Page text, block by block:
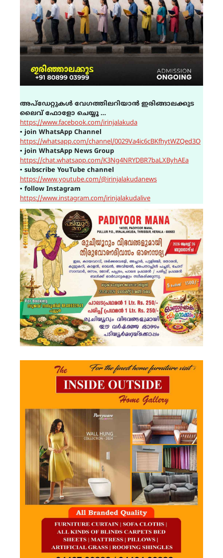
അപ്ഡേറ്റുകൾ വേഗത്തിലറിയാൻ ഇരിങ്ങാലക്കുട
ലൈവ് ഫോളോ ചെയ്യൂ …
https://www.facebook.com/irinjalakuda
▪ join WhatsApp Channel
https://whatsapp.com/channel/0029Va4ic6cBKfhytWZQed3O
▪ join WhatsApp News Group
https://chat.whatsapp.com/K3Ng4NRYDBR7baLXByhAEa
▪ subscribe YouTube channel
https://www.youtube.com/@irinjalakudanews
▪ follow Instagram
https://www.instagram.com/irinjalakudalive